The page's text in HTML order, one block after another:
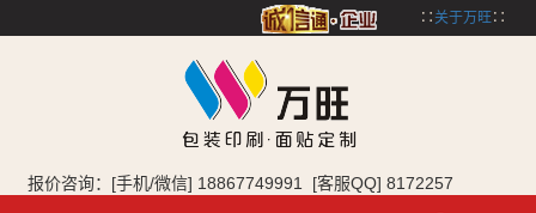
∷ 关于万旺∷
报价咨询：[手机/微信] 18867749991 [客服QQ] 8172257